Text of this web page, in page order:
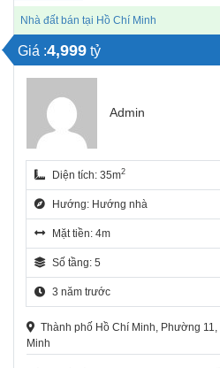
Nhà đất bán tại Hồ Chí Minh
Giá :4,999 tỷ
Admin
Diện tích: 35m2
Hướng: Hướng nhà
Mặt tiền: 4m
Số tầng: 5
3 năm trước
Thành phố Hồ Chí Minh, Phường
Minh